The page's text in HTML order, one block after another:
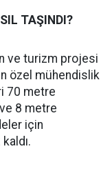
TAŞINDI?
ve turizm projesi
özel mühendislik
70 metre
8 metre
için